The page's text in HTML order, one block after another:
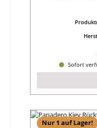
Sofort
Nur 1 auf Lager!